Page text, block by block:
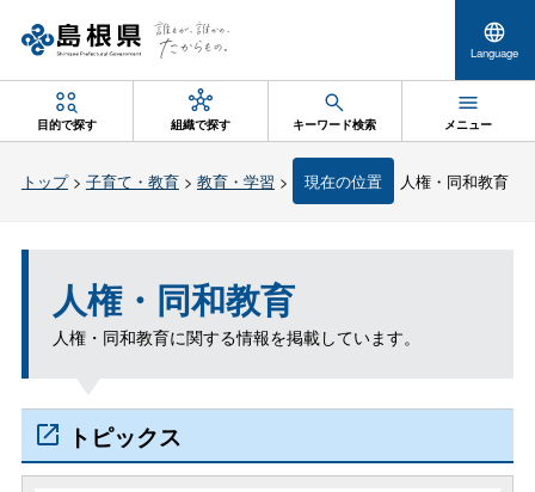
Language
目的で探す 組織で探す キーワード検索 メニュー
トップ> 子育て・教育> 教育・学習 > 現在の位置 人権・同和教育
人権・同和教育
人権・同和教育に関する情報を掲載しています。
トピックス